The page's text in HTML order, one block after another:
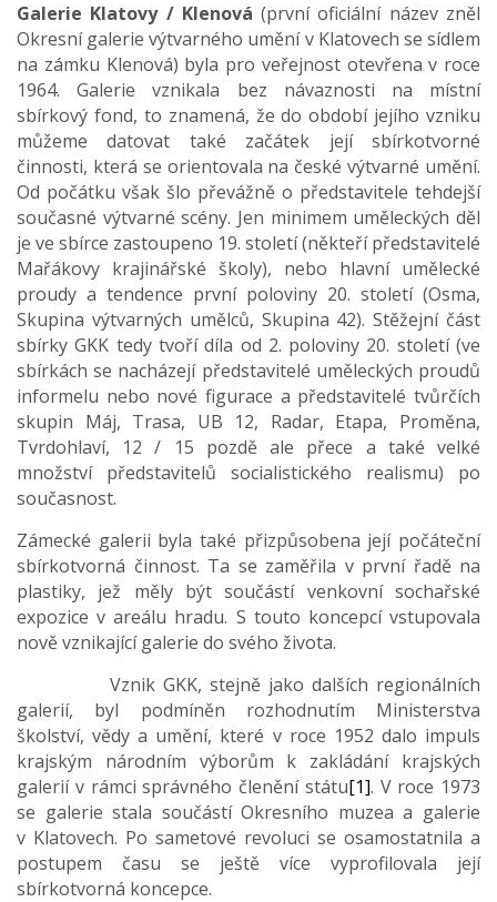
Galerie Klatovy / Klenová (první oficiální název zněl
Okresní galerie výtvarného umění v Klatovech se sídlem
na zámku Klenová) byla pro veřejnost otevřena v roce
1964. Galerie vznikala bez návaznosti na místní
sbírkový fond, to znamená, že do období jejího vzniku
můžeme datovat také začátek její sbírkotvorné
činnosti, která se orientovala na české výtvarné umění.
Od počátku však šlo převážně o představitele tehdejší
současné výtvarné scény. Jen minimem uměleckých děl
je ve sbírce zastoupeno 19. století (někteří představitelé
Mařákovy krajinářské školy), nebo hlavní umělecké
proudy a tendence první poloviny 20. století (Osma,
Skupina výtvarných umělců, Skupina 42). Stěžejní část
sbírky GKK tedy tvoří díla od 2. poloviny 20. století (ve
sbírkách se nacházejí představitelé uměleckých proudů
informelu nebo nové figurace a představitelé tvůrčích
skupin Máj, Trasa, UB 12, Radar, Etapa, Proměna,
Tvrdohlaví, 12 / 15 pozdě ale přece a také velké
množství představitelů socialistického realismu) po
současnost.
Zámecké galerii byla také přizpůsobena její počáteční
sbírkotvorná činnost. Ta se zaměřila v první řadě na
plastiky, jež měly být součástí venkovní sochařské
expozice v areálu hradu. S touto koncepcí vstupovala
nově vznikající galerie do svého života.
Vznik GKK, stejně jako dalších regionálních
galerií, byl podmíněn rozhodnutím Ministerstva
školství, vědy a umění, které v roce 1952 dalo impuls
krajským národním výborům k zakládání krajských
galerií v rámci správného členění státu[1]. V roce 1973
se galerie stala součástí Okresního muzea a galerie
v Klatovech. Po sametové revoluci se osamostatnila a
postupem času se ještě více vyprofilovala její
sbírkotvorná koncepce.